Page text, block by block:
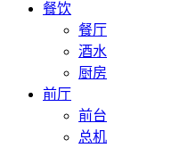
餐饮
餐厅
酒水
厨房
前厅
前台
总机